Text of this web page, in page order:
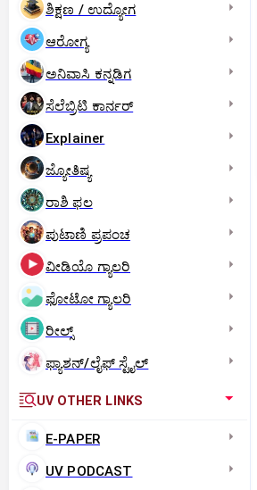
ಶಿಕ್ಷಣ / ಉದ್ಯೋಗ
ಆರೋಗ್ಯ
ಅನಿವಾಸಿ ಕನ್ನಡಿಗ
ಸೆಲೆಬ್ರಿಟಿ ಕಾರ್ನರ್‌
Explainer
ಜ್ಯೋತಿಷ್ಯ
ರಾಶಿ ಫಲ
ಪುಟಾಣಿ ಪ್ರಪಂಚ
ವೀಡಿಯೊ ಗ್ಯಾಲರಿ
ಫೋಟೋ ಗ್ಯಾಲರಿ
ರೀಲ್ಸ್
ಫ್ಯಾಶನ್/ಲೈಫ್‌ ಸ್ಟೈಲ್
UV OTHER LINKS
E-PAPER
UV PODCAST